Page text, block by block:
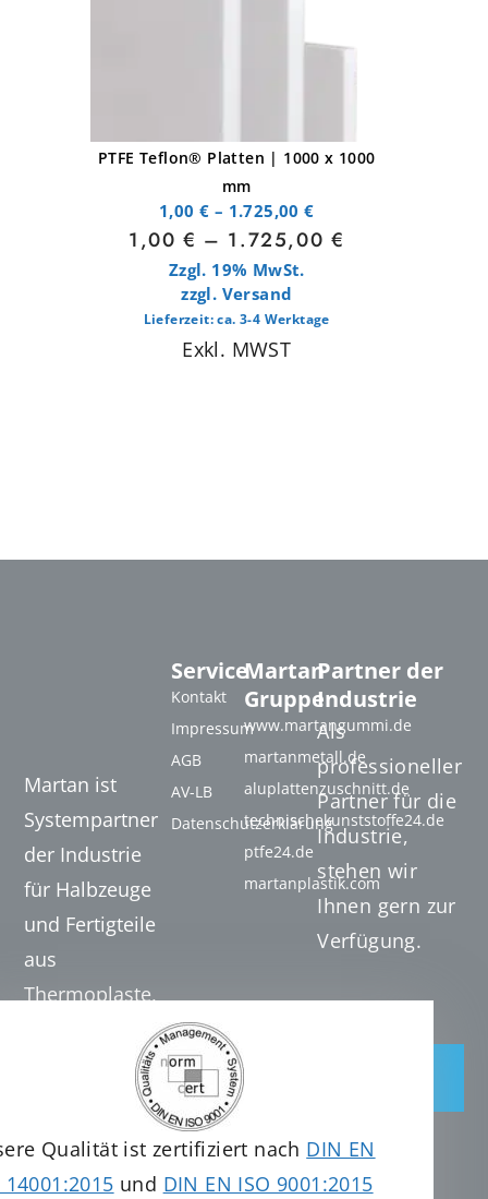
PTFE Teflon® Platten | 1000 x 1000
mm
1,00 € – 1.725,00€
1,00€ – 1.725,00 €
Zzgl. 19% MwSt.
zzgl. Versand
Lieferzeit: ca. 3-4 Werktage
Exkl. MWST
Qualität ist zertifiziert nach DIN EN
14001:2015 und DIN EN ISO 9001:2015
Martan ist
Systempartner
der Industrie
für Halbzeuge
und Fertigteile
aus
Thermoplaste,
Duroplaste und
Hochleistungskunststoffen.
Tel. +49 (0) 7131 20
info@martanplastics.com
Martan
Gruppe
www.martangummi.de
martanmetall.de
aluplattenzuschnitt.de
technischekunststoffe24.de
ptfe24.de
martanplastik.com
Service
Kontakt
Impressum
AGB
AV-LB
Datenschutzerklärung
Partner der
Industrie
Als
professioneller
Partner für die
Industrie,
stehen wir
Ihnen gern zur
Verfügung.